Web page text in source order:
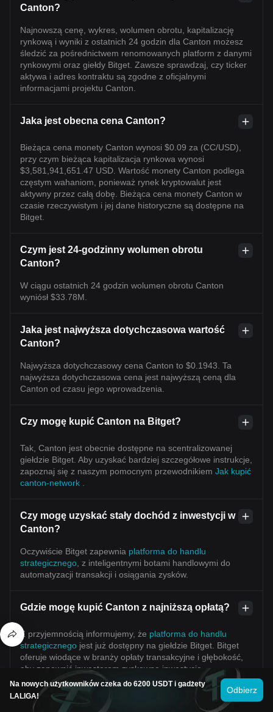
Canton?
Najnowszą cenę, wykres, wolumen obrotu, kapitalizację
rynkową i wyniki z ostatnich 24 godzin dla Canton możesz
śledzić za pośrednictwem renomowanych platform z danymi
rynkowymi oraz giełdy Bitget. Zawsze sprawdzaj, czy ticker
aktywa i adres kontraktu są zgodne z oficjalnymi
informacjami projektu Canton.
Jaka jest obecna cena Canton?
Bieżąca cena monety Canton wynosi $0.09 za (CC/USD),
przy czym bieżąca kapitalizacja rynkowa wynosi
$3,581,941,651.47 USD. Wartość monety Canton podlega
częstym wahaniom, ponieważ rynek kryptowalut jest
aktywny przez całą dobę. Bieżąca cena monety Canton w
czasie rzeczywistym i jej dane historyczne są dostępne na
Bitget.
Czym jest 24-godzinny wolumen obrotu
Canton?
W ciągu ostatnich 24 godzin wolumen obrotu Canton
wyniósł $33.78M.
Jaka jest najwyższa dotychczasowa wartość
Canton?
Najwyższa dotychczasowy cena Canton to $0.1943. Ta
najwyższa dotychczasowa cena jest najwyższą ceną dla
Canton od czasu jego wprowadzenia.
Czy mogę kupić Canton na Bitget?
Tak, Canton jest obecnie dostępne na scentralizowanej
giełdzie Bitget. Aby uzyskać bardziej szczegółowe instrukcje,
zapoznaj się z naszym pomocnym przewodnikiem Jak kupić
canton-network
Czy mogę uzyskać stały dochód z inwestycji w
Canton?
Oczywiście Bitget zapewnia platforma do handlu
strategicznego , z inteligentnymi botami handlowymi do
automatyzacji transakcji i osiągania zysków.
Gdzie mogę kupić Canton z najniższą opłatą?
Z przyjemnością informujemy, że platforma do handlu
strategicznego jest już dostępny na giełdzie Bitget. Bitget
oferuje wiodące w branży opłaty transakcyjne i głębokość,
aby zapewnić inwestorom zyskowne inwestycje.
Na nowych użytkowników czeka do 6200 USDT i gadżety
LALIGA!
Odbierz